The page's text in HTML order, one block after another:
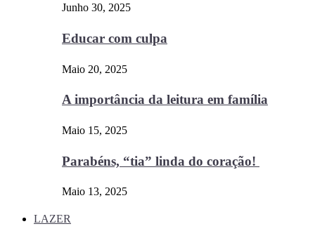
Junho 30, 2025
Educar com culpa
Maio 20, 2025
A importância da leitura em família
Maio 15, 2025
Parabéns, “tia” linda do coração!
Maio 13, 2025
LAZER